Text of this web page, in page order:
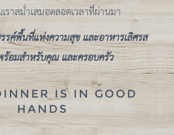
ราสม่ำเสมอตลอดเวลาที่ผ่านมา
รค์พื้นที่แห่งความสุข และอาหารเลิศรส
ร้อมสำหรับคุณ และครอบครัว
IS IN GOOD
HANDS